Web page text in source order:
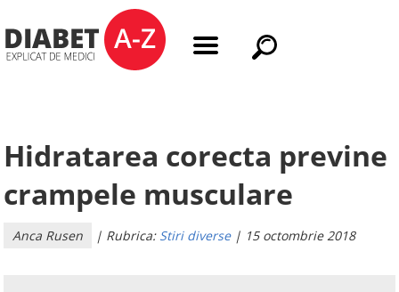
Hidratarea corecta previne
crampele musculare
Anca Rusen | Rubrica: Stiri diverse| 15 octombrie 2018